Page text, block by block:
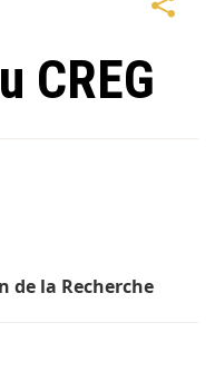
CREG
de la Recherche